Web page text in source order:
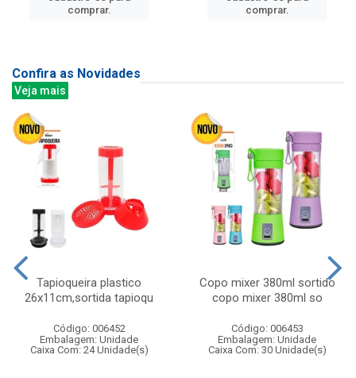
comprar.
comprar.
Confira as Novidades
Veja mais
Tapioqueira plastico
26x11cm,sortida tapioqu
Código: 006452
Embalagem: Unidade
Caixa Com: 24 Unidade(s)
Copo mixer 380ml sortido
copo mixer 380ml so
Código: 006453
Embalagem: Unidade
Caixa Com: 30 Unidade(s)